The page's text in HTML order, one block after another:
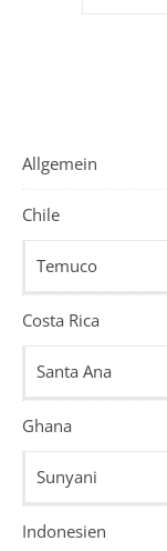
Allgemein
Chile
Temuco
Costa Rica
Santa Ana
Ghana
Sunyani
Indonesien